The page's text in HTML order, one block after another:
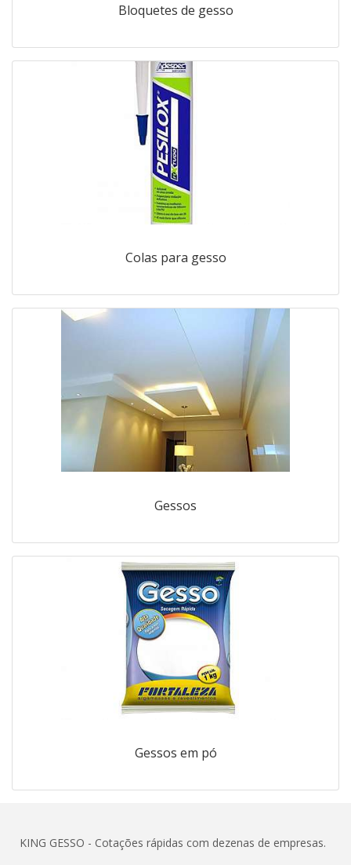
Bloquetes de gesso
Colas para gesso
Gessos
Gessos em pó
KING GESSO - Cotações rápidas com dezenas de empresas.